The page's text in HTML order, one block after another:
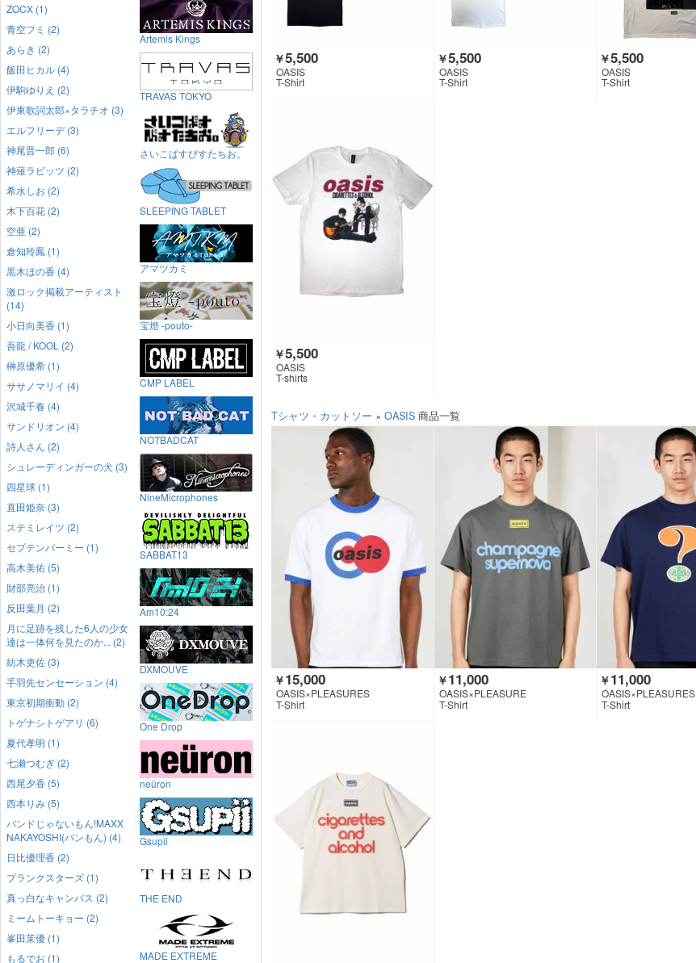
￥5,500
OASIS
T-Shirt
￥5,500
OASIS
T-Shirt
￥5,500
OASIS
T-Shirt
￥5,500
OASIS
T-shirts
Tシャツ・カットソー × OASIS 商品一覧
￥15,000
OASIS×PLEASURES
T-Shirt
￥11,000
OASIS×PLEASURE
T-Shirt
￥11,000
OASIS×PLEASURES
T-Shirt
ZOCX (1)
青空フミ (2)
あらき (2)
飯田ヒカル (4)
伊駒ゆりえ (2)
伊東歌詞太郎×タラチオ (3)
エルフリーデ (3)
神尾晋一郎 (6)
神薙ラビッツ (2)
希水しお (2)
木下百花 (2)
空亜 (2)
倉知玲鳳 (1)
黒木ほの香 (4)
激ロック掲載アーティスト
(14)
小日向美香 (1)
吾龍 / KOOL (2)
榊原優希 (1)
ササノマリイ (4)
沢城千春 (4)
サンドリオン (4)
詩人さん (2)
シュレーディンガーの犬 (3)
四星球 (1)
直田姫奈 (3)
ステミレイツ (2)
セプテンバーミー (1)
高木美佑 (5)
財部亮治 (1)
反田葉月 (2)
月に足跡を残した6人の少女
達は一体何を見たのか... (2)
紡木吏佐 (3)
手羽先センセーション (4)
東京初期衝動 (2)
トゲナシトゲアリ (6)
夏代孝明 (1)
七瀬つむぎ (2)
西尾夕香 (5)
西本りみ (5)
バンドじゃないもん!MAXX
NAKAYOSHI(バンもん) (4)
日比優理香 (2)
プランクスターズ (1)
真っ白なキャンバス (2)
ミームトーキョー (2)
峯田茉優 (1)
もるでお (1)
Artemis Kings
TRAVAS TOKYO
さいこぱすぴすたちお。
SLEEPING TABLET
アマツカミ
宝燈 -pouto-
CMP LABEL
NOTBADCAT
NineMicrophones
SABBAT13
Am10:24
DXMOUVE
One Drop
neüron
Gsupii
THE END
MADE EXTREME